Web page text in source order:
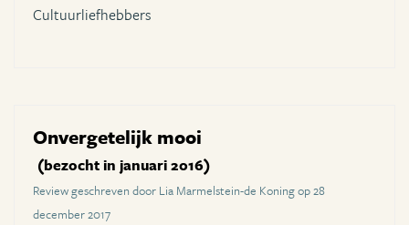
Cultuurliefhebbers
Onvergetelijk mooi
(bezocht in januari 2016)
Review geschreven door Lia Marmelstein-de Koning op 28
december 2017